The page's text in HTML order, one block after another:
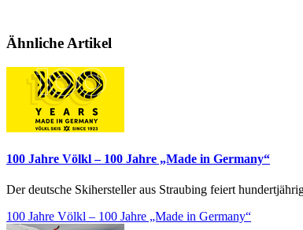
Ähnliche Artikel
100 Jahre Völkl – 100 Jahre „Made in Germany“
Der deutsche Skihersteller aus Straubing feiert
100 Jahre Völkl – 100 Jahre „Made in Germany“